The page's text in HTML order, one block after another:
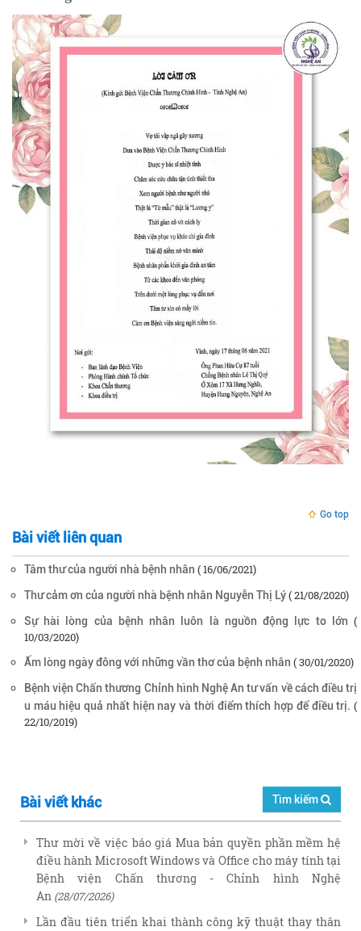
Go top
Bài viết liên quan
Tâm thư của người nhà bệnh nhân ( 16/06/2021)
Thư cảm ơn của người nhà bệnh nhân Nguyễn Thị Lý( 21/08/2020)
Sự hài lòng của bệnh nhân luôn là nguồn động lực to lớn (
10/03/2020)
Ấm lòng ngày đông với những vần thơ của bệnh nhân ( 30/01/2020)
Bệnh viện Chấn thương Chỉnh hình Nghệ An tư vấn về cách điều trị
u máu hiệu quả nhất hiện nay và thời điểm thích hợp để điều trị. (
22/10/2019)
Bài viết khác Tìm kiếm
Thư mời về việc báo giá Mua bản quyền phần mềm hệ
điều hành Microsoft Windows và Office cho máy tính tại
Bệnh viện Chấn thương - Chỉnh hình Nghệ
An (28/07/2026)
Lần đầu tiên triển khai thành công kỹ thuật thay thân